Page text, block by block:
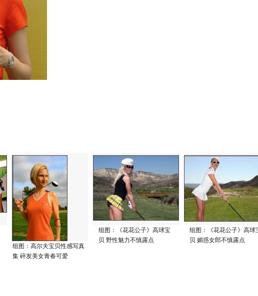
组图：高尔夫宝贝性感写真
集 碎发美女青春可爱
组图：《花花公子》高球宝
贝 野性魅力不慎露点
组图：《花花公子》高球
贝 媚惑女郎不慎露点